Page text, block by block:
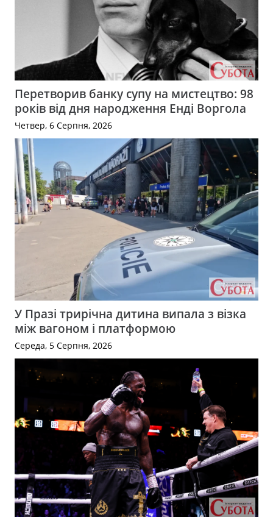
Перетворив банку супу на мистецтво: 98
років від дня народження Енді Воргола
Четвер, 6 Серпня, 2026
У Празі трирічна дитина випала з візка
між вагоном і платформою
Середа, 5 Серпня, 2026